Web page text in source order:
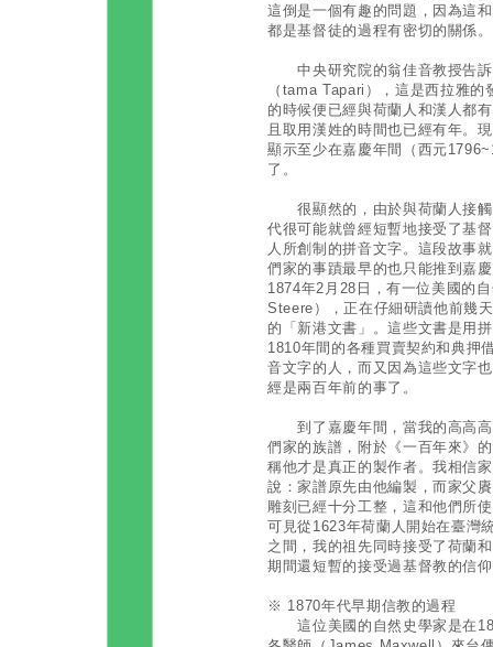
這倒是一個有趣的問題，因為這
都是基督徒的過程有密切的關係。
中央研究院的翁佳音教授告訴
（tama Tapari），這是西拉雅
的時候便已經與荷蘭人和漢人都
且取用漢姓的時間也已經有年。
顯示至少在嘉慶年間（西元
了。
很顯然的，由於與荷蘭人接觸
代很可能就曾經短暫地接受了基
人所創制的拼音文字。這段故事
們家的事蹟最早的也只能推到嘉
1874年2月28日，有一位美國的
Steere），正在仔細研讀他前幾
的「新港文書」。這些文書是用
1810年間的各種買賣契約和典押
音文字的人，而又因為這些文字
經是兩百年前的事了。
到了嘉慶年間，當我的高高高
們家的族譜，附於《一百年來》
稱他才是真正的製作者。我相信
說：家譜原先由他編製，而家父
雕刻已經十分工整，這和他們所
可見從1623年荷蘭人開始在臺灣
之間，我的祖先同時接受了荷蘭
期間還短暫的接受過基督教的信
※ 1870年代早期信教的過程
這位美國的自然史學家是在